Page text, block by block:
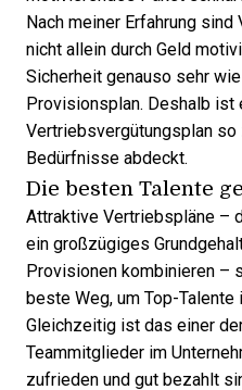
Nach meiner Erfahrung
nicht allein durch Geld
Sicherheit genauso sehr
Provisionsplan. Deshalb ist
Vertriebsvergütungsplan
Bedürfnisse abdeckt.
Die besten Talente
Attraktive Vertriebspläne –
ein großzügiges
Provisionen kombinieren –
beste Weg, um Top-
Gleichzeitig ist das einer
Teammitglieder im
zufrieden und gut bezahlt